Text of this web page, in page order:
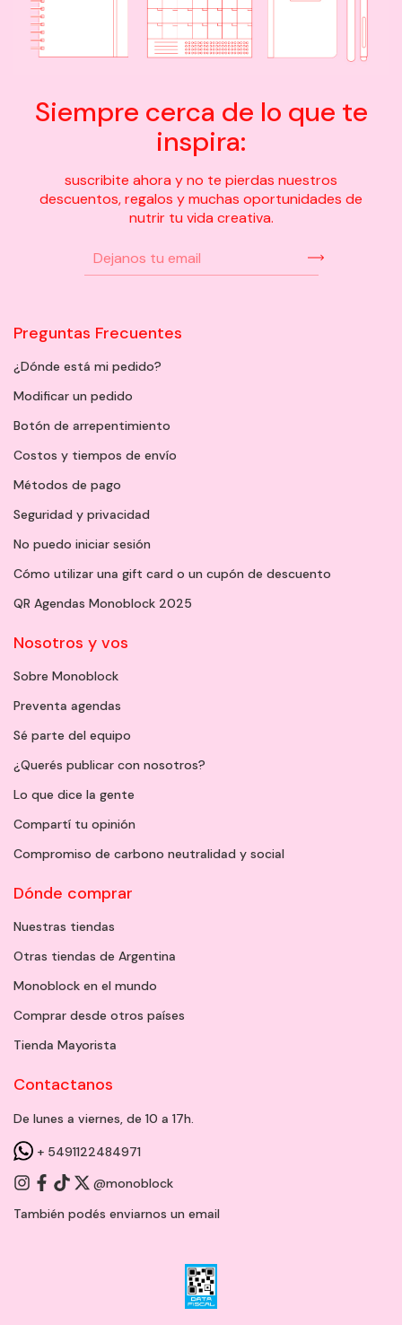
Siempre cerca de lo que te
inspira:
suscribite ahora y no te pierdas nuestros
descuentos, regalos y muchas oportunidades de
nutrir tu vida creativa.
Preguntas Frecuentes
¿Dónde está mi pedido?
Modificar un pedido
Botón de arrepentimiento
Costos y tiempos de envío
Métodos de pago
Seguridad y privacidad
No puedo iniciar sesión
Cómo utilizar una gift card o un cupón de descuento
QR Agendas Monoblock 2025
Nosotros y vos
Sobre Monoblock
Preventa agendas
Sé parte del equipo
¿Querés publicar con nosotros?
Lo que dice la gente
Compartí tu opinión
Compromiso de carbono neutralidad y social
Dónde comprar
Nuestras tiendas
Otras tiendas de Argentina
Monoblock en el mundo
Comprar desde otros países
Tienda Mayorista
Contactanos
De lunes a viernes, de 10 a 17h.
+ 5491122484971
@monoblock
También podés enviarnos un email